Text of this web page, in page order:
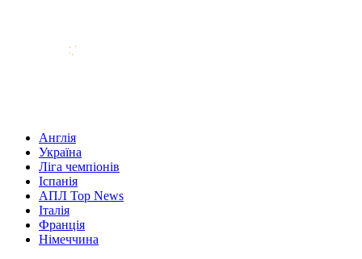
Англія
Україна
Ліга чемпіонів
Іспанія
АПЛ Top News
Італія
Франція
Німеччина